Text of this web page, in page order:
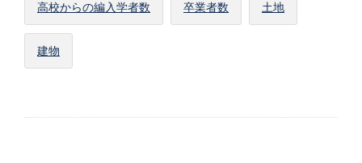
高校からの編入学者数 卒業者数 土地
建物